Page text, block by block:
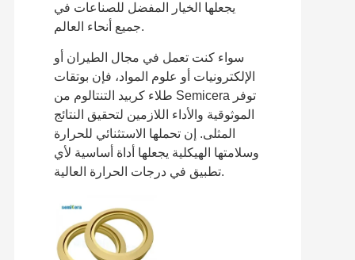
يجعلها الخيار المفضل للصناعات في
جميع أنحاء العالم.
سواء كنت تعمل في مجال الطيران أو
الإلكترونيات أو علوم المواد، فإن بوتقات
طلاء كربيد التنتالوم من Semicera توفر
الموثوقية والأداء اللازمين لتحقيق النتائج
المثلى. إن تحملها الاستثنائي للحرارة
وسلامتها الهيكلية يجعلها أداة أساسية لأي
تطبيق في درجات الحرارة العالية.